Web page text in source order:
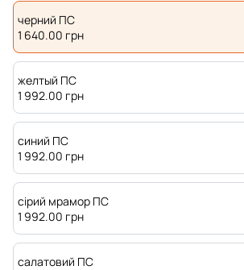
черний ПС
1 640.00 грн
желтый ПС
1 992.00 грн
синий ПС
1 992.00 грн
сірий мрамор ПС
1 992.00 грн
салатовий ПС